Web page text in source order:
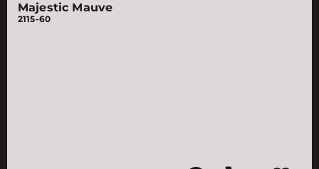
Majestic Mauve
2115-60